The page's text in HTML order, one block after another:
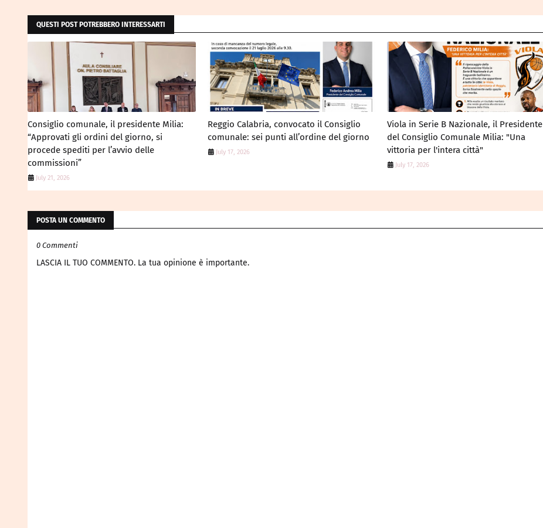
QUESTI POST POTREBBERO INTERESSARTI
Consiglio comunale, il presidente Milia:
“Approvati gli ordini del giorno, si
procede spediti per l’avvio delle
commissioni”
July 21, 2026
Reggio Calabria, convocato il Consiglio
comunale: sei punti all’ordine del giorno
July 17, 2026
Viola in Serie B Nazionale, il Presidente
del Consiglio Comunale Milia: "Una
vittoria per l'intera città"
July 17, 2026
POSTA UN COMMENTO
0 Commenti
LASCIA IL TUO COMMENTO. La tua opinione è importante.